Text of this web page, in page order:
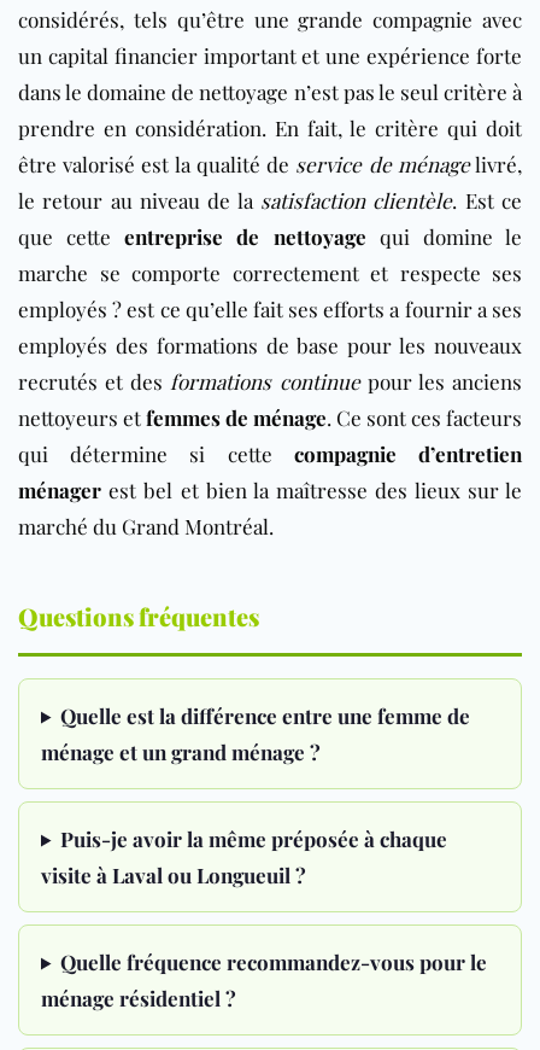
considérés, tels qu’être une grande compagnie avec
un capital financier important et une expérience forte
dans le domaine de nettoyage n’est pas le seul critère à
prendre en considération. En fait, le critère qui doit
être valorisé est la qualité de service de ménagelivré,
le retour au niveau de la satisfaction clientèle. Est ce
que cetteentreprise de nettoyage qui domine le
marche se comporte correctement et respecte ses
employés ? est ce qu’elle fait ses efforts a fournir a ses
employés des formations de base pour les nouveaux
recrutés et des formations continuepour les anciens
nettoyeurs etfemmes de ménage. Ce sont ces facteurs
qui détermine si cette compagnie d’entretien
ménager est bel et bien la maîtresse des lieux sur le
marché du Grand Montréal.
Questions fréquentes
Quelle est la différence entre une femme de
ménage et un grand ménage ?
Puis-je avoir la même préposée à chaque
visite à Laval ou Longueuil ?
Quelle fréquence recommandez-vous pour le
ménage résidentiel ?